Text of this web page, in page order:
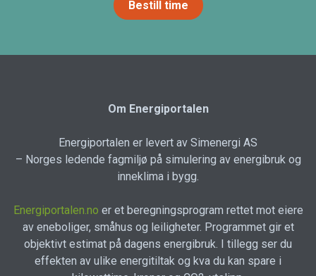
Bestill time
Om Energiportalen
Energiportalen er levert av Simenergi AS
– Norges ledende fagmiljø på simulering av energibruk og
inneklima i bygg.
Energiportalen.no er et beregningsprogram rettet mot eiere
av eneboliger, småhus og leiligheter. Programmet gir et
objektivt estimat på dagens energibruk. I tillegg ser du
effekten av ulike energitiltak og kva du kan spare i